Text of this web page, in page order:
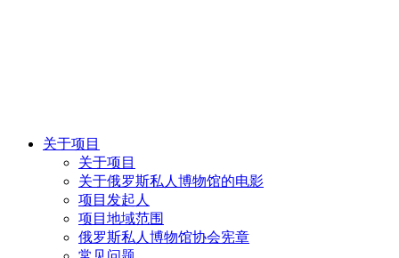
关于项目
关于项目
关于俄罗斯私人博物馆的电影
项目发起人
项目地域范围
俄罗斯私人博物馆协会宪章